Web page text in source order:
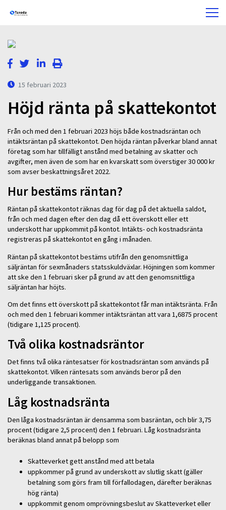
15 februari 2023
Höjd ränta på skattekontot
Från och med den 1 februari 2023 höjs både kostnadsräntan och
intäktsräntan på skattekontot. Den höjda räntan påverkar bland annat
företag som har tillfälligt anstånd med betalning av skatter och
avgifter, men även de som har en kvarskatt som överstiger 30 000 kr
som avser beskattningsåret 2022.
Hur bestäms räntan?
Räntan på skattekontot räknas dag för dag på det aktuella saldot,
från och med dagen efter den dag då ett överskott eller ett
underskott har uppkommit på kontot. Intäkts- och kostnadsränta
registreras på skattekontot en gång i månaden.
Räntan på skattekontot bestäms utifrån den genomsnittliga
säljräntan för sexmånaders statsskuldväxlar. Höjningen som kommer
att ske den 1 februari sker på grund av att den genomsnittliga
säljräntan har höjts.
Om det finns ett överskott på skattekontot får man intäktsränta. Från
och med den 1 februari kommer intäktsräntan att vara 1,6875 procent
(tidigare 1,125 procent).
Två olika kostnadsräntor
Det finns två olika räntesatser för kostnadsräntan som används på
skattekontot. Vilken räntesats som används beror på den
underliggande transaktionen.
Låg kostnadsränta
Den låga kostnadsräntan är densamma som basräntan, och blir 3,75
procent (tidigare 2,5 procent) den 1 februari. Låg kostnadsränta
beräknas bland annat på belopp som
Skatteverket gett anstånd med att betala
uppkommer på grund av underskott av slutlig skatt (gäller
betalning som görs fram till förfallodagen, därefter beräknas
hög ränta)
uppkommit genom omprövningsbeslut av Skatteverket eller